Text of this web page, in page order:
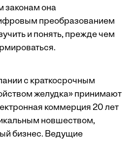
законам она
преобразованием
и понять, прежде чем
с краткосрочным
желудка» принимают
коммерция 20 лет
новшеством,
бизнес. Ведущие